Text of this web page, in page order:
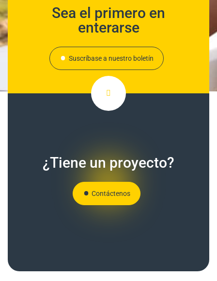
Sea el primero en
enterarse
Suscríbase a nuestro boletín
¿Tiene un proyecto?
Contáctenos